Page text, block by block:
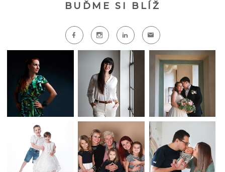
BUĎME SI BLÍŽ